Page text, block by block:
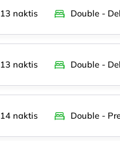
13 naktis Double -
13 naktis Double -
14 naktis Double -